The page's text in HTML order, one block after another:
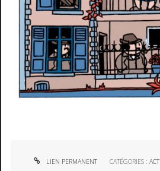
LIEN PERMANENT CATÉGORIES :